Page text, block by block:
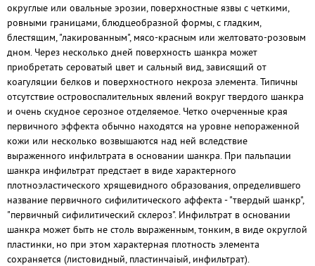
округлые или овальные эрозии, поверхностные язвы с четкими,
ровными границами, блюдцеобразной формы, с гладким,
блестящим, "лакированным", мясо-красным или желтовато-розовым
дном. Через несколько дней поверхность шанкра может
приобретать сероватый цвет и сальный вид, зависящий от
коагуляции белков и поверхностного некроза элемента. Типичны
отсутствие островоспалительных явлений вокруг твердого шанкра
и очень скудное серозное отделяемое. Четко очерченные края
первичного эффекта обычно находятся на уровне непораженной
кожи или несколько возвышаются над ней вследствие
выраженного инфильтрата в основании шанкра. При пальпации
шанкра инфильтрат предстает в виде характерного
плотноэластического хрящевидного образования, определившего
название первичного сифилитического аффекта - "твердый шанкр",
"первичный сифилитический склероз". Инфильтрат в основании
шанкра может быть не столь выраженным, тонким, в виде округлой
пластинки, но при этом характерная плотность элемента
сохраняется (листовидный, пластинчаіый, инфильтрат).